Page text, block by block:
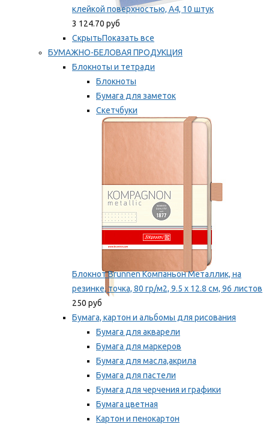
клейкой поверхностью, A4, 10 штук
3 124.70 руб
СкрытьПоказать все
БУМАЖНО-БЕЛОВАЯ ПРОДУКЦИЯ
Блокноты и тетради
Блокноты
Бумага для заметок
Скетчбуки
Тетради
Блокнот Brunnen Компаньон Металлик, на
резинке, точка, 80 гр/м2, 9.5 х 12.8 см, 96 листов
250 руб
Бумага, картон и альбомы для рисования
Бумага для акварели
Бумага для маркеров
Бумага для масла,акрила
Бумага для пастели
Бумага для черчения и графики
Бумага цветная
Картон и пенокартон